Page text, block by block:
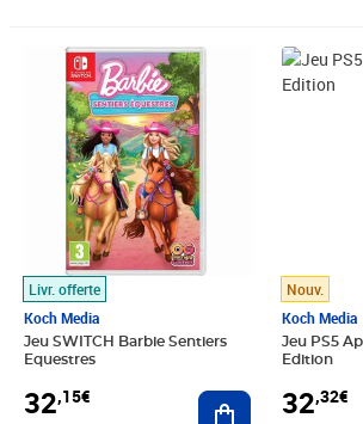
Livr. offerte
Koch Media
Jeu SWITCH Barbie Sentiers
Equestres
32,15€
Prix 32,15€
Ajouter au
Nouv.
Koch Media
Jeu PS5
Edition
32,32€
Prix 32,32€